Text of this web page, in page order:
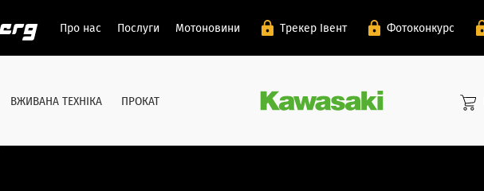
Про нас Послуги Мотоновини Трекер Івент Фотоконкурс
ВЖИВАНА ТЕХНІКА ПРОКАТ